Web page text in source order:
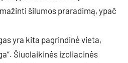
šilumos praradimą, ypač
yra kita pagrindinė vieta,
Šiuolaikinės izoliacinės